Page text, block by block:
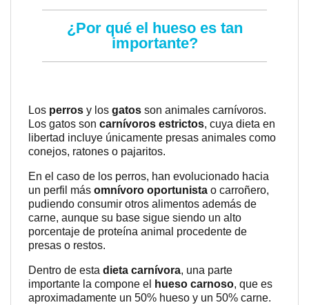
¿Por qué el hueso es tan
importante?
Los perros y los gatos son animales carnívoros.
Los gatos son carnívoros estrictos, cuya dieta en
libertad incluye únicamente presas animales como
conejos, ratones o pajaritos.
En el caso de los perros, han evolucionado hacia
un perfil más omnívoro oportunista o carroñero,
pudiendo consumir otros alimentos además de
carne, aunque su base sigue siendo un alto
porcentaje de proteína animal procedente de
presas o restos.
Dentro de esta dieta carnívora, una parte
importante la compone el
hueso carnoso, que es
aproximadamente un 50% hueso y un 50% carne.